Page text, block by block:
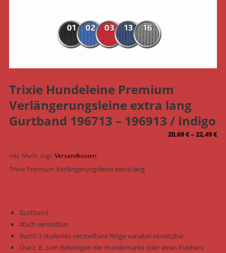
Trixie Hundeleine Premium
Verlängerungsleine extra lang
Gurtband 196713 – 196913 / Indigo
20,69€–22,49€
inkl. MwSt. zzgl. Versandkosten
Trixie Premium Verlängerungsleine extra lang
Gurtband
4fach verstellbar
durch 3 stufenlos verstellbare Ringe variabel einsetzbar
Öse z. B. zum Befestigen der Hundemarke oder eines Flashers